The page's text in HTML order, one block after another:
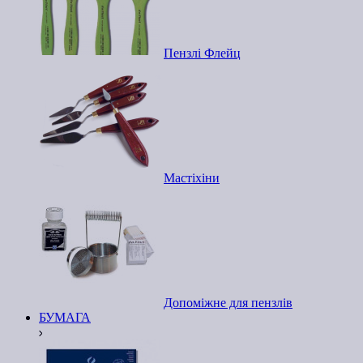
Пензлі Флейц
Мастіхіни
Допоміжне для пензлів
БУМАГА